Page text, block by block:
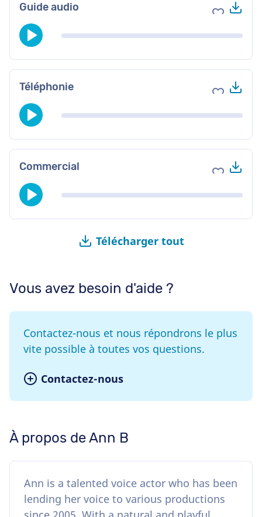
Guide audio Ajouter
Téléphonie Ajouter
Commercial Ajouter
Télécharger tout
Vous avez besoin d'aide ?
Contactez-nous et nous répondrons le plus
vite possible à toutes vos questions.
Contactez-nous
À propos de Ann B
Ann is a talented voice actor who has been
lending her voice to various productions